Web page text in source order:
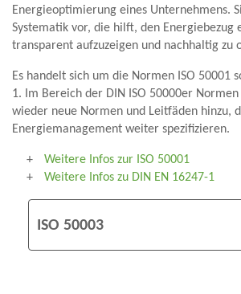
Energieoptimierung eines Unternehmens.
Systematik vor, die hilft, den Energiebezug
transparent aufzuzeigen und nachhaltig zu
Es handelt sich um die Normen ISO 50001
1. Im Bereich der DIN ISO 50000er
wieder neue Normen und Leitfäden hinzu,
Energiemanagement weiter spezifizieren.
Weitere Infos zur ISO 50001
Weitere Infos zu DIN EN 16247-1
ISO 50003